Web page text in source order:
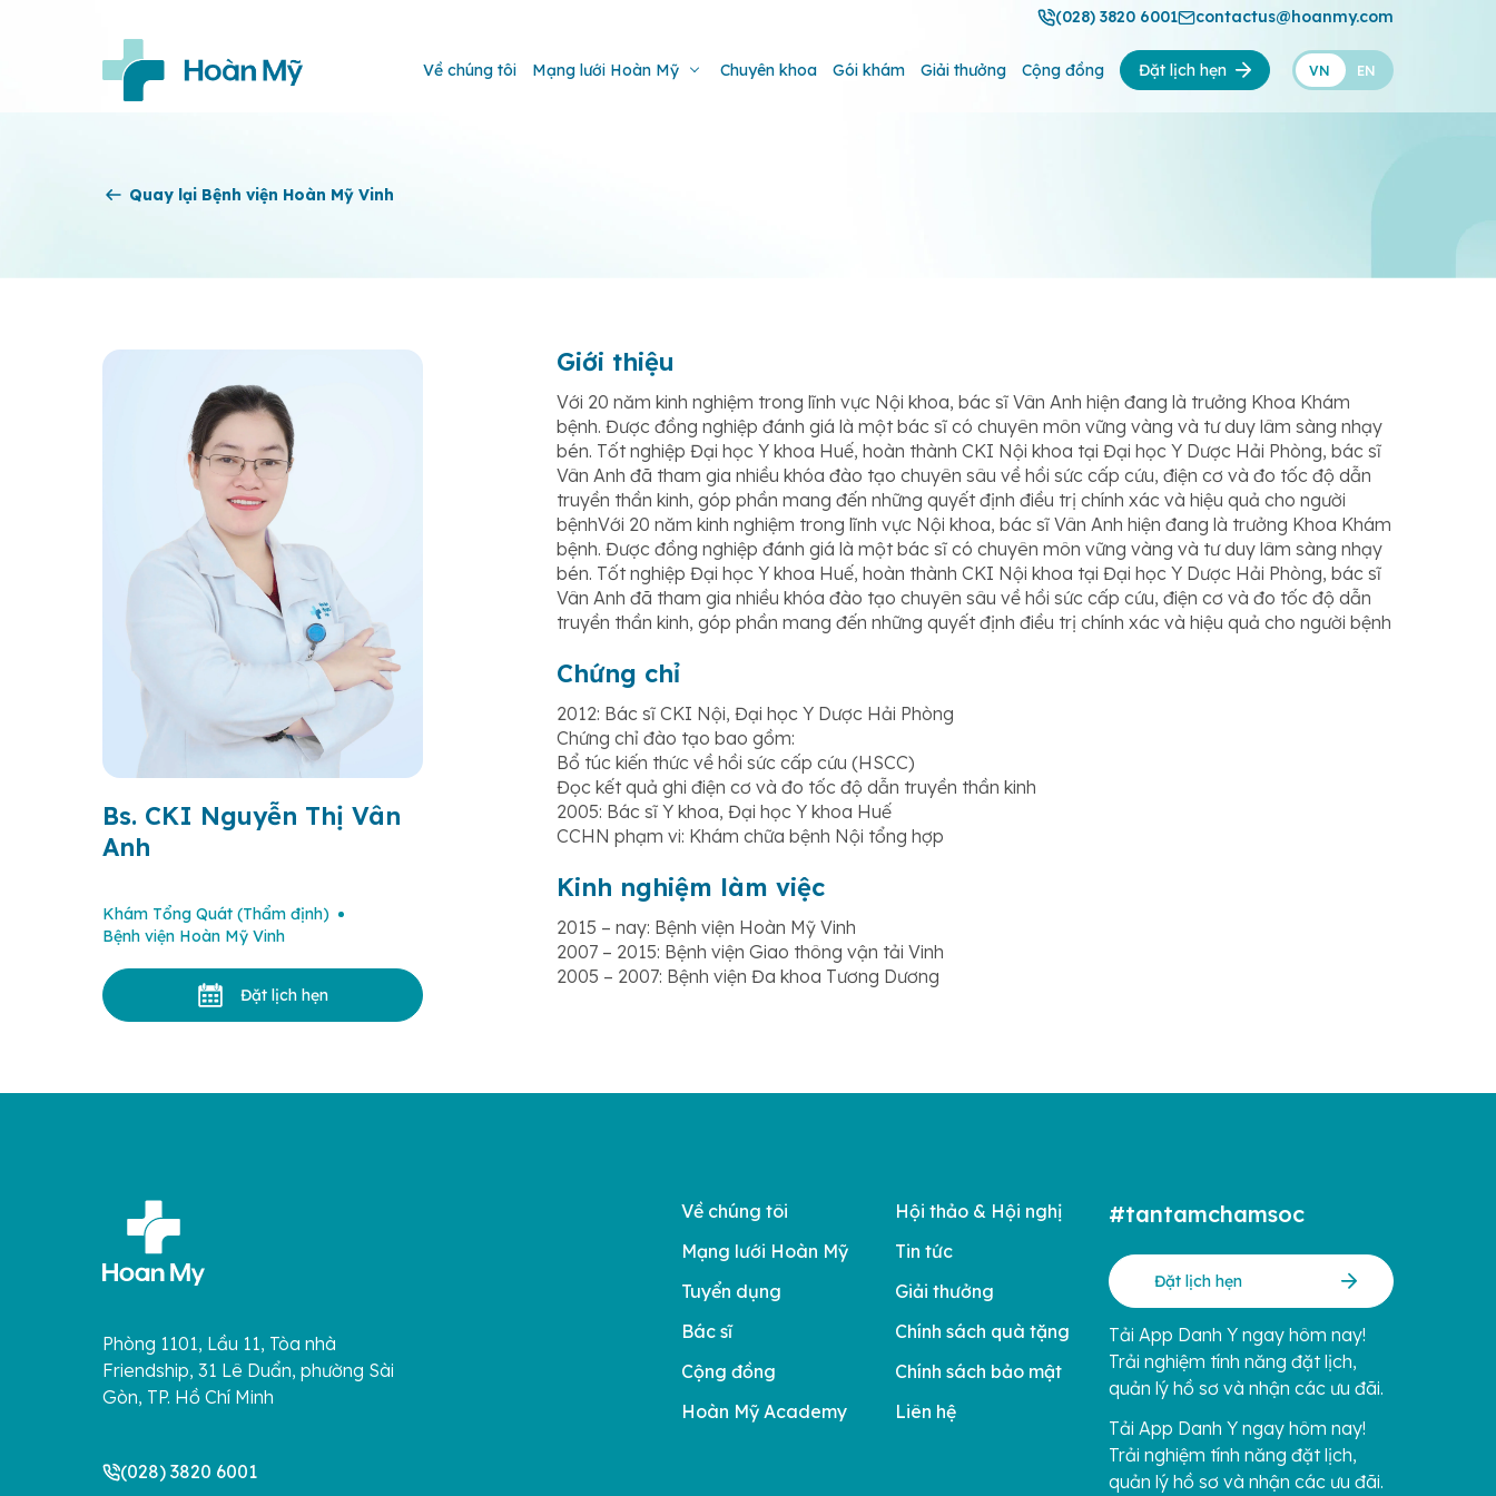
(028) 3820 6001 contactus@hoanmy.com
Về chúng tôi Mạng lưới Hoàn Mỹ Chuyên khoa Gói khám Giải thưởng Cộng đồng Đặt lịch hẹn VN EN
Quay lại Bệnh viện Hoàn Mỹ Vinh
Bs. CKI Nguyễn Thị Vân
Anh
Khám Tổng Quát (Thẩm định)
Bệnh viện Hoàn Mỹ Vinh
Đặt lịch hẹn
Giới thiệu
Với 20 năm kinh nghiệm trong lĩnh vực Nội khoa, bác sĩ Vân Anh hiện đang là trưởng Khoa Khám
bệnh. Được đồng nghiệp đánh giá là một bác sĩ có chuyên môn vững vàng và tư duy lâm sàng nhạy
bén. Tốt nghiệp Đại học Y khoa Huế, hoàn thành CKI Nội khoa tại Đại học Y Dược Hải Phòng, bác sĩ
Vân Anh đã tham gia nhiều khóa đào tạo chuyên sâu về hồi sức cấp cứu, điện cơ và đo tốc độ dẫn
truyền thần kinh, góp phần mang đến những quyết định điều trị chính xác và hiệu quả cho người
bệnhVới 20 năm kinh nghiệm trong lĩnh vực Nội khoa, bác sĩ Vân Anh hiện đang là trưởng Khoa Khám
bệnh. Được đồng nghiệp đánh giá là một bác sĩ có chuyên môn vững vàng và tư duy lâm sàng nhạy
bén. Tốt nghiệp Đại học Y khoa Huế, hoàn thành CKI Nội khoa tại Đại học Y Dược Hải Phòng, bác sĩ
Vân Anh đã tham gia nhiều khóa đào tạo chuyên sâu về hồi sức cấp cứu, điện cơ và đo tốc độ dẫn
truyền thần kinh, góp phần mang đến những quyết định điều trị chính xác và hiệu quả cho người bệnh
Chứng chỉ
2012: Bác sĩ CKI Nội, Đại học Y Dược Hải Phòng
Chứng chỉ đào tạo bao gồm:
Bổ túc kiến thức về hồi sức cấp cứu (HSCC)
Đọc kết quả ghi điện cơ và đo tốc độ dẫn truyền thần kinh
2005: Bác sĩ Y khoa, Đại học Y khoa Huế
CCHN phạm vi: Khám chữa bệnh Nội tổng hợp
Kinh nghiệm làm việc
2015 – nay: Bệnh viện Hoàn Mỹ Vinh
2007 – 2015: Bệnh viện Giao thông vận tải Vinh
2005 – 2007: Bệnh viện Đa khoa Tương Dương
Phòng 1101, Lầu 11, Tòa nhà
Friendship, 31 Lê Duẩn, phường Sài
Gòn, TP. Hồ Chí Minh
(028) 3820 6001
Về chúng tôi
Mạng lưới Hoàn Mỹ
Tuyển dụng
Bác sĩ
Cộng đồng
Hoàn Mỹ Academy
Hội thảo & Hội nghị
Tin tức
Giải thưởng
Chính sách quà tặng
Chính sách bảo mật
Liên hệ
#tantamchamsoc
Đặt lịch hẹn
Tải App Danh Y ngay hôm nay!
Trải nghiệm tính năng đặt lịch,
quản lý hồ sơ và nhận các ưu đãi.
Tải App Danh Y ngay hôm nay!
Trải nghiệm tính năng đặt lịch,
quản lý hồ sơ và nhận các ưu đãi.